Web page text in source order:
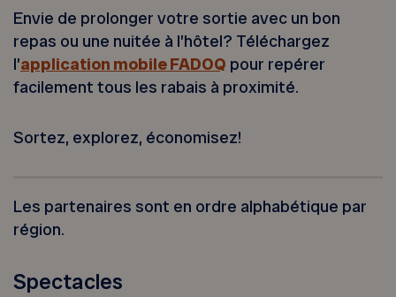
Envie de prolonger votre sortie avec un bon
repas ou une nuitée à l’hôtel? Téléchargez
l’application mobile FADOQ pour repérer
facilement tous les rabais à proximité.
Sortez, explorez, économisez!
Les partenaires sont en ordre alphabétique par
région.
Spectacles